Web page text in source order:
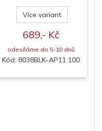
Více variant
689,- Kč
odesíláme do 5-10 dnů
Kód: 8038BLK-AP11 100